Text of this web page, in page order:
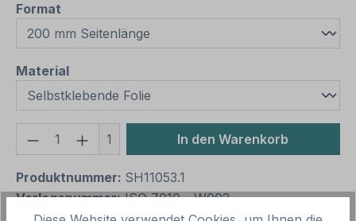
Format
Materialauswählen
Produkt Anzahl: Gib den
1 In den Warenkorb
Produktnummer: SH11053.1
Vorlagenummer: ISO 7010 - W002